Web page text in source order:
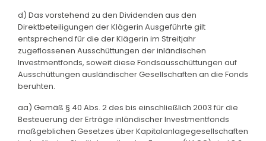
d) Das vorstehend zu den Dividenden aus den
Direktbeteiligungen der Klägerin Ausgeführte gilt
entsprechend für die der Klägerin im Streitjahr
zugeflossenen Ausschüttungen der inländischen
Investmentfonds, soweit diese Fondsausschüttungen auf
Ausschüttungen ausländischer Gesellschaften an die Fonds
beruhten.
aa) Gemäß § 40 Abs. 2 des bis einschließlich 2003 für die
Besteuerung der Erträge inländischer Investmentfonds
maßgeblichen Gesetzes über Kapitalanlagegesellschaften